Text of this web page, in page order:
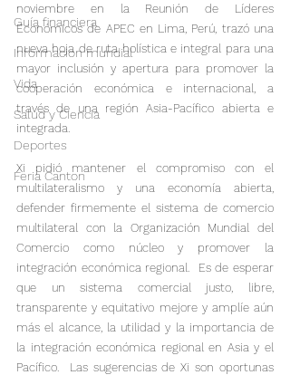
Guía financiera
Informacion mundial
Vida
Salud y Ciencia
Deportes
Feria Canton
noviembre en la Reunión de Líderes
Económicos de APEC en Lima, Perú, trazó una
nueva hoja de ruta holística e integral para una
mayor inclusión y apertura para promover la
cooperación económica e internacional, a
través de una región Asia-Pacífico abierta e
integrada.
Xi pidió mantener el compromiso con el
multilateralismo y una economía abierta,
defender firmemente el sistema de comercio
multilateral con la Organización Mundial del
Comercio como núcleo y promover la
integración económica regional.  Es de esperar
que un sistema comercial justo, libre,
transparente y equitativo mejore y amplíe aún
más el alcance, la utilidad y la importancia de
la integración económica regional en Asia y el
Pacífico.  Las sugerencias de Xi son oportunas